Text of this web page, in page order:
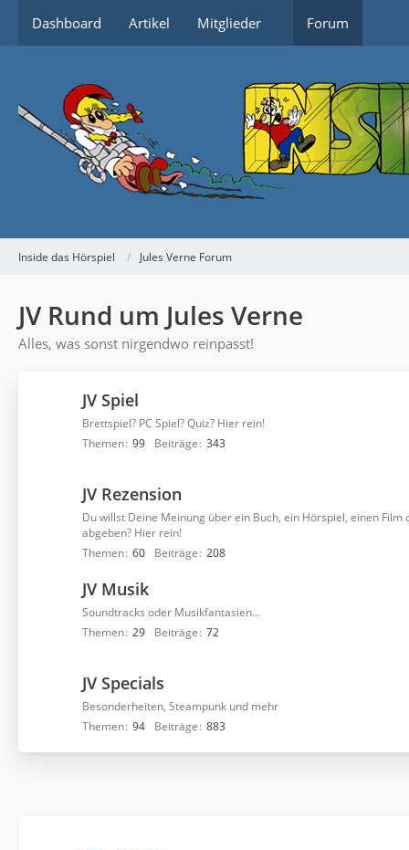
Dashboard Artikel Mitglieder Forum
Inside das Hörspiel Jules Verne Forum
JV Rund um Jules Verne
Alles, was sonst nirgendwo reinpasst!
JV Spiel
Brettspiel? PC Spiel? Quiz? Hier rein!
Themen 99 Beiträge 343
JV Rezension
Du willst Deine Meinung über ein Buch, ein Hörspiel, einen Film
abgeben? Hier rein!
Themen 60 Beiträge 208
JV Musik
Soundtracks oder Musikfantasien...
Themen 29 Beiträge 72
JV Specials
Besonderheiten, Steampunk und mehr
Themen 94 Beiträge 883